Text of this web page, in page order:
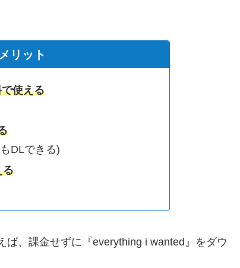
リット
使える
DLできる)
る
、課金せずに『everything i wanted』をダウ